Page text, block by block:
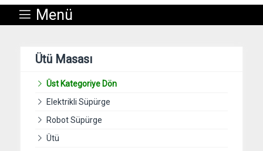
Menü
Ütü Masası
Üst Kategoriye Dön
Elektrikli Süpürge
Robot Süpürge
Ütü